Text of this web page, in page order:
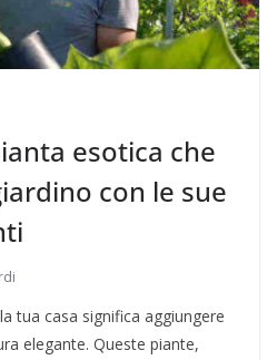
esotica che
con le sue
tua casa significa aggiungere
elegante. Queste piante,